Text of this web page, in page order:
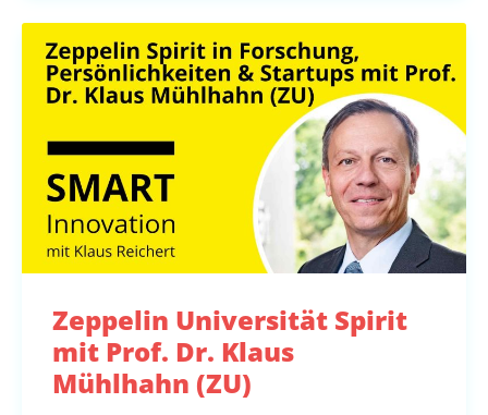
Zeppelin Universität Spirit
mit Prof. Dr. Klaus
Mühlhahn (ZU)